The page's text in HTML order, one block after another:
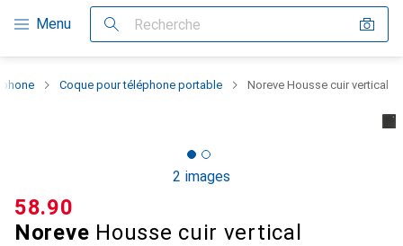
Navigation par catégorie
Menu Recherche
Coque pour téléphone portable Noreve Housse cuir vertical
2 images
Noreve Housse cuir vertical
CHF
58.90